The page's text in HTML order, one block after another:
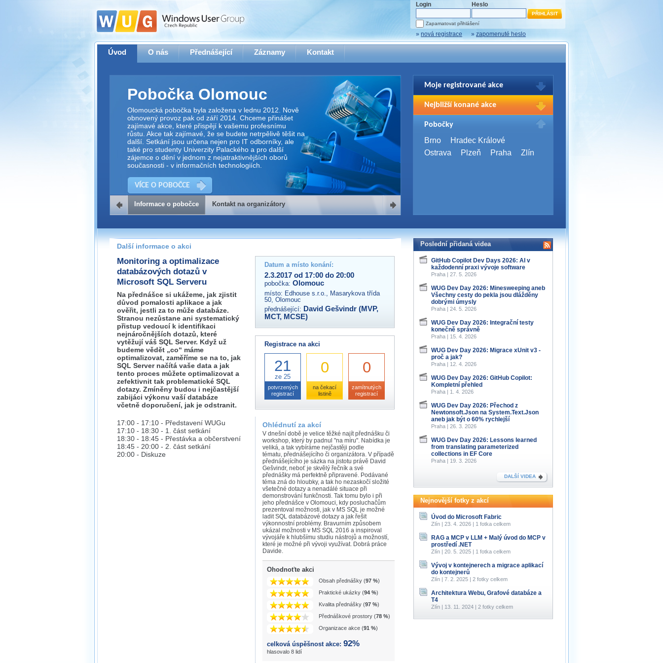
Login Heslo
Zapamatovat přihlášení
» nová registrace » zapomenuté heslo
Úvod O nás Přednášející Záznamy Kontakt
Pobočka Olomouc
Olomoucká pobočka byla založena v lednu 2012. Nově
obnovený provoz pak od září 2014. Chceme přinášet
zajímavé akce, které přispějí k vašemu profesnímu
růstu. Akce tak zajímavé, že se budete netrpělivě těšit na
další. Setkání jsou určena nejen pro IT odborníky, ale
také pro studenty Univerzity Palackého a pro další
zájemce o dění v jednom z nejatraktivnějších oborů
současnosti - v informačních technologiích.
VÍCE O POBOČCE
Kontakt na organizátory
Pokud máte jakýkoliv dotaz na organizátory této akce,
prosím neváhejte nás kontaktovat na e-mailu:
olomouc@wug.cz
Informace o pobočce Kontakt na organizátory
Moje registrované akce
Pro zobrazení Vašich registrací na akce
se prosím přihlašte.
Nejbližší konané akce
WUG Days 2026
4. 9. 2026,Brno
SQL Server Bootcamp 2026
Pobočky
Brno
Hradec Králové
Ostrava
Plzeň Praha Zlín
Další informace o akci
Monitoring a optimalizace
databázových dotazů v
Microsoft SQL Serveru
Na přednášce si ukážeme, jak zjistit
důvod pomalosti aplikace a jak
ověřit, jestli za to může databáze.
Stranou nezůstane ani systematický
přistup vedoucí k identifikaci
nejnáročnějších dotazů, které
vytěžují váš SQL Server. Když už
budeme vědět „co“ máme
optimalizovat, zaměříme se na to, jak
SQL Server načítá vaše data a jak
tento proces můžete optimalizovat a
zefektivnit tak problematické SQL
dotazy. Zmíněny budou i nejčastější
zabijáci výkonu vaší databáze
včetně doporučení, jak je odstranit.
17:00 - 17:10 - Představení WUGu
17:10 - 18:30 - 1. část setkání
18:30 - 18:45 - Přestávka a občerstvení
18:45 - 20:00 - 2. část setkání
20:00 - Diskuze
Datum a místo konání:
2.3.2017 od 17:00 do 20:00
pobočka: Olomouc
místo: Edhouse s.r.o., Masarykova třída
50, Olomouc
přednášející: David Gešvindr (MVP,
MCT, MCSE)
Registrace na akci
21
ze 25
potvrzených
registrací
0
na čekací
listině
0
zamítnutých
registrací
Ohlédnutí za akcí
V dnešní době je velice těžké najít přednášku či
workshop, který by padnul "na míru". Nabídka je
veliká, a tak vybíráme nejčastěji podle
tématu, přednášejícího či organizátora. V případě
přednášejícího je sázka na jistotu právě David
Gešvindr, neboť je skvělý řečník a své
přednášky má perfektně připravené. Podávané
téma zná do hloubky, a tak ho nezaskočí složité
všetečné dotazy a nenadálé situace při
demonstrování funkčnosti. Tak tomu bylo i při
jeho přednášce v Olomouci, kdy posluchačům
prezentoval možnosti, jak v MS SQL je možné
ladit SQL databázové dotazy a jak řešit
výkonnostní problémy. Bravurním způsobem
ukázal možnosti v MS SQL 2016 a inspiroval
vývojáře k hlubšímu studiu nástrojů a možností,
které je možné při vývoji využívat. Dobrá práce
Davide.
Ohodnoťte akci
Obsah přednášky (97 %)
Praktické ukázky (94 %)
Kvalita přednášky (97 %)
Přednáškové prostory (78 %)
Organizace akce (91 %)
celková úspěšnost akce: 92%
hlasovalo 8 lidí
Poslední přidaná videa
GitHub Copilot Dev Days 2026: AI v
každodenní praxi vývoje software
Praha | 27. 5. 2026
WUG Dev Day 2026: Minesweeping aneb
Všechny cesty do pekla jsou dlážděny
dobrými úmysly
Praha | 24. 5. 2026
WUG Dev Day 2026: Integrační testy
konečně správně
Praha | 15. 4. 2026
WUG Dev Day 2026: Migrace xUnit v3 -
proč a jak?
Praha | 12. 4. 2026
WUG Dev Day 2026: GitHub Copilot:
Kompletní přehled
Praha | 1. 4. 2026
WUG Dev Day 2026: Přechod z
Newtonsoft.Json na System.Text.Json
aneb jak být o 60% rychlejší
Praha | 26. 3. 2026
WUG Dev Day 2026: Lessons learned
from translating parameterized
collections in EF Core
Praha | 19. 3. 2026
DALŠÍ VIDEA
Nejnovější fotky z akcí
Úvod do Microsoft Fabric
Zlín | 23. 4. 2026 | 1 fotka celkem
RAG a MCP v LLM + Malý úvod do MCP v
prostředí .NET
Zlín | 20. 5. 2025 | 1 fotka celkem
Vývoj v kontejnerech a migrace aplikací
do kontejnerů
Zlín | 7. 2. 2025 | 2 fotky celkem
Architektura Webu, Grafové databáze a
T4
Zlín | 13. 11. 2024 | 2 fotky celkem